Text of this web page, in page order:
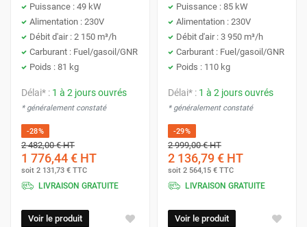
Puissance : 49 kW
Alimentation : 230V
Débit d'air : 2 150 m³/h
Carburant : Fuel/gasoil/GNR
Poids : 81 kg
Délai* : 1 à 2 jours ouvrés
* généralement constaté
-28%
2 482,00 €HT
1 776,44 € HT
soit 2 131,73 € TTC
LIVRAISON GRATUITE
Voir le produit
Puissance : 85 kW
Alimentation : 230V
Débit d'air : 3 950 m³/h
Carburant : Fuel/gasoil/GNR
Poids : 110 kg
Délai* : 1 à 2 jours ouvrés
* généralement constaté
-29%
2 999,00 €HT
2 136,79 € HT
soit 2 564,15 € TTC
LIVRAISON GRATUITE
Voir le produit